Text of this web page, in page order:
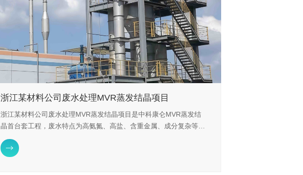
浙江某材料公司废水处理MVR蒸发结晶项目
浙江某材料公司废水处理MVR蒸发结晶项目是中科康仑MVR蒸发结
晶首台套工程，废水特点为高氨氮、高盐、含重金属、成分复杂等特
点，采用我公司汽提-精馏脱氨工艺、除重和MVR蒸发结晶工艺，回
收硫酸钠产品达到一类一等品标准，处理后满足业主要求，实现废水
